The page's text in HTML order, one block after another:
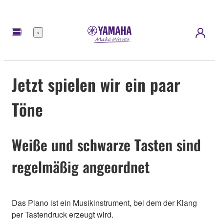
Menü
Jetzt spielen wir ein paar
Töne
Weiße und schwarze Tasten sind
regelmäßig angeordnet
Das Piano ist ein Musikinstrument, bei dem der Klang
per Tastendruck erzeugt wird.